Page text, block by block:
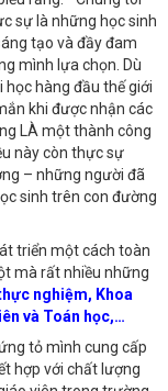
sự là những học sinh
tạo và đầy đam
mình lựa chọn. Dù
hàng đầu thế giới
khi được nhận các
LÀ một thành công
này còn thực sự
– những người đã
sinh trên con đường
triển một cách toàn
mà rất nhiều những
nghiệm, Khoa
và Toán học,…
tỏ mình cung cấp
hợp với chất lượng